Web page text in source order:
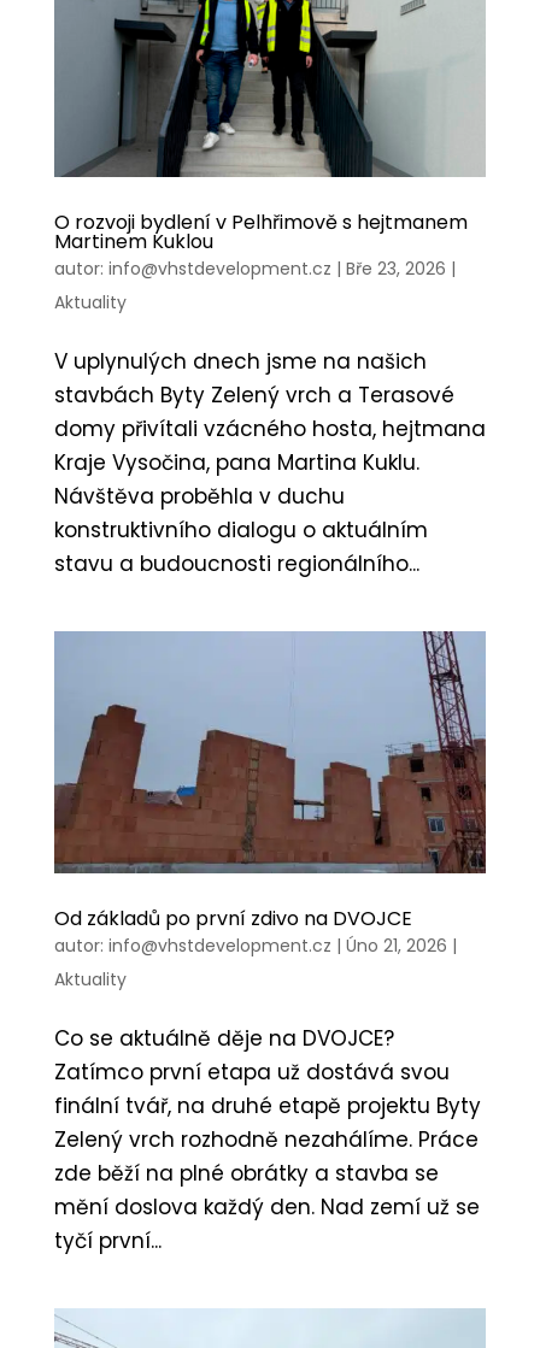
O rozvoji bydlení v Pelhřimově s hejtmanem
Martinem Kuklou
autor: info@vhstdevelopment.cz | Bře 23, 2026 |
Aktuality
V uplynulých dnech jsme na našich
stavbách Byty Zelený vrch a Terasové
domy přivítali vzácného hosta, hejtmana
Kraje Vysočina, pana Martina Kuklu.
Návštěva proběhla v duchu
konstruktivního dialogu o aktuálním
stavu a budoucnosti regionálního...
Od základů po první zdivo na DVOJCE
autor: info@vhstdevelopment.cz | Úno 21, 2026 |
Aktuality
Co se aktuálně děje na DVOJCE?
Zatímco první etapa už dostává svou
finální tvář, na druhé etapě projektu Byty
Zelený vrch rozhodně nezahálíme. Práce
zde běží na plné obrátky a stavba se
mění doslova každý den. Nad zemí už se
tyčí první...